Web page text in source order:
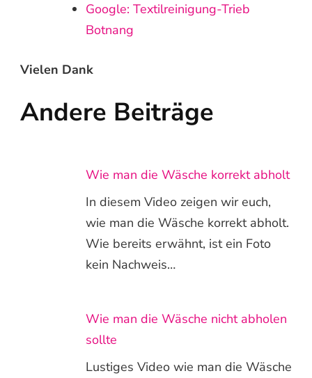
Google: Textilreinigung-Trieb
Botnang
Vielen Dank
Andere Beiträge
Wie man die Wäsche korrekt abholt
In diesem Video zeigen wir euch,
wie man die Wäsche korrekt abholt.
Wie bereits erwähnt, ist ein Foto
kein Nachweis…
Wie man die Wäsche nicht abholen
sollte
Lustiges Video wie man die Wäsche